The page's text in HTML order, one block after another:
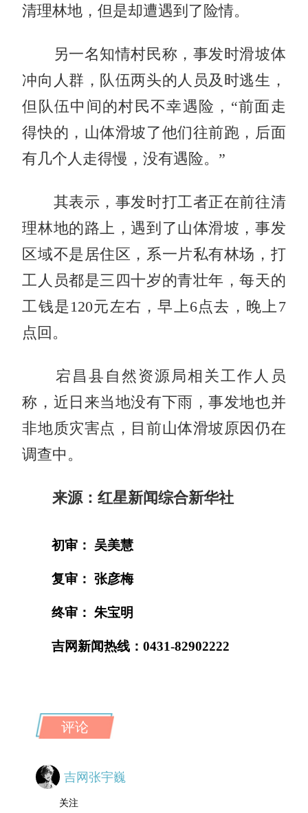
清理林地，但是却遭遇到了险情。
另一名知情村民称，事发时滑坡体
冲向人群，队伍两头的人员及时逃生，
但队伍中间的村民不幸遇险，“前面走
得快的，山体滑坡了他们往前跑，后面
有几个人走得慢，没有遇险。”
其表示，事发时打工者正在前往清
理林地的路上，遇到了山体滑坡，事发
区域不是居住区，系一片私有林场，打
工人员都是三四十岁的青壮年，每天的
工钱是120元左右，早上6点去，晚上7
点回。
宕昌县自然资源局相关工作人员
称，近日来当地没有下雨，事发地也并
非地质灾害点，目前山体滑坡原因仍在
调查中。
来源：红星新闻综合新华社
初审： 吴美慧
复审： 张彦梅
终审： 朱宝明
吉网新闻热线：0431-82902222
评论
吉网张宇巍
关注